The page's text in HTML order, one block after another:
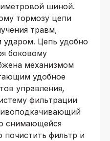
шиной.
тормозу цепи
травм,
ударом. Цепь удобно
боковому
механизмом
удобное
управления,
фильтрации
снимающейся
фильтр и